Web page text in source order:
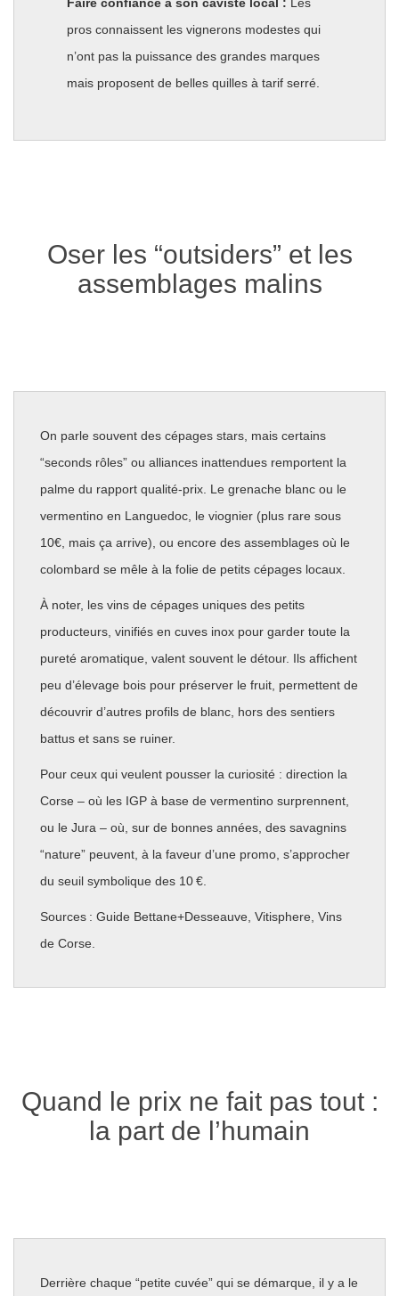
pros connaissent les vignerons modestes qui
n’ont pas la puissance des grandes marques
mais proposent de belles quilles à tarif serré.
Oser les “outsiders” et les
assemblages malins
On parle souvent des cépages stars, mais certains
“seconds rôles” ou alliances inattendues remportent la
palme du rapport qualité-prix. Le grenache blanc ou le
vermentino en Languedoc, le viognier (plus rare sous
10€, mais ça arrive), ou encore des assemblages où le
colombard se mêle à la folie de petits cépages locaux.
À noter, les vins de cépages uniques des petits
producteurs, vinifiés en cuves inox pour garder toute la
pureté aromatique, valent souvent le détour. Ils affichent
peu d’élevage bois pour préserver le fruit, permettent de
découvrir d’autres profils de blanc, hors des sentiers
battus et sans se ruiner.
Pour ceux qui veulent pousser la curiosité : direction la
Corse – où les IGP à base de vermentino surprennent,
ou le Jura – où, sur de bonnes années, des savagnins
“nature” peuvent, à la faveur d’une promo, s’approcher
du seuil symbolique des 10 €.
Sources : Guide Bettane+Desseauve, Vitisphere, Vins
de Corse.
Quand le prix ne fait pas tout :
la part de l’humain
Derrière chaque “petite cuvée” qui se démarque, il y a le